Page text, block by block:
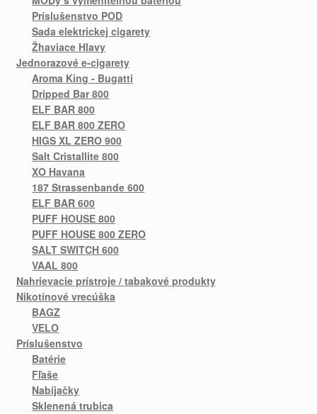
Príslušenstvo POD
Sada elektrickej cigarety
Žhaviace Hlavy
Jednorazové e-cigarety
Aroma King - Bugatti
Dripped Bar 800
ELF BAR 800
ELF BAR 800 ZERO
HIGS XL ZERO 900
Salt Cristallite 800
XO Havana
187 Strassenbande 600
ELF BAR 600
PUFF HOUSE 800
PUFF HOUSE 800 ZERO
SALT SWITCH 600
VAAL 800
Nahrievacie prístroje / tabakové produkty
Nikotínové vrecúška
BAGZ
VELO
Príslušenstvo
Batérie
Fľaše
Nabíjačky
Sklenená trubica